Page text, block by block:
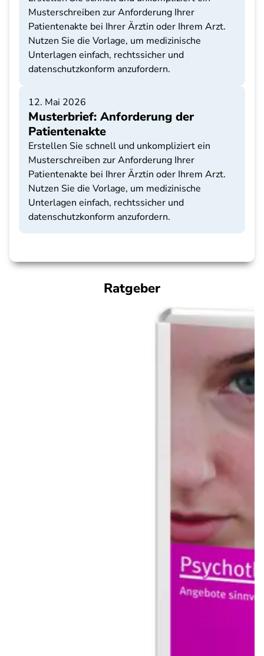
Musterschreiben zur Anforderung Ihrer
Patientenakte bei Ihrer Ärztin oder Ihrem Arzt.
Nutzen Sie die Vorlage, um medizinische
Unterlagen einfach, rechtssicher und
datenschutzkonform anzufordern.
12. Mai 2026
Musterbrief: Anforderung der
Patientenakte
Erstellen Sie schnell und unkompliziert ein
Musterschreiben zur Anforderung Ihrer
Patientenakte bei Ihrer Ärztin oder Ihrem Arzt.
Nutzen Sie die Vorlage, um medizinische
Unterlagen einfach, rechtssicher und
datenschutzkonform anzufordern.
Ratgeber